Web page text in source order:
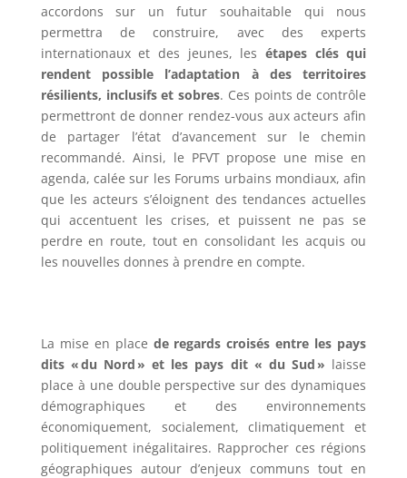
accordons sur un futur souhaitable qui nous
permettra de construire, avec des experts
internationaux et des jeunes, les étapes clés qui
rendent possible l’adaptation à des territoires
résilients, inclusifs et sobres. Ces points de contrôle
permettront de donner rendez-vous aux acteurs afin
de partager l’état d’avancement sur le chemin
recommandé. Ainsi, le PFVT propose une mise en
agenda, calée sur les Forums urbains mondiaux, afin
que les acteurs s’éloignent des tendances actuelles
qui accentuent les crises, et puissent ne pas se
perdre en route, tout en consolidant les acquis ou
les nouvelles donnes à prendre en compte.
La mise en place de regards croisés entre les pays
dits « du Nord » et les pays dit « du Sud » laisse
place à une double perspective sur des dynamiques
démographiques et des environnements
économiquement, socialement, climatiquement et
politiquement inégalitaires. Rapprocher ces régions
géographiques autour d’enjeux communs tout en